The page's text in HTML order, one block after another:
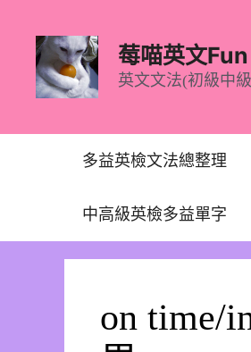
內
莓喵英文Fun
英文文法(初級中
多益英檢文法總整理
中高級英檢多益單字
on time/